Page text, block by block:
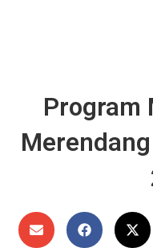
Program